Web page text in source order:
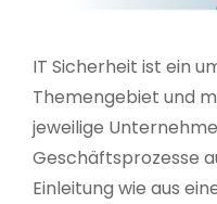
IT Sicherheit ist ein
Themengebiet und
jeweilige
Geschäftsprozesse
Einleitung wie aus